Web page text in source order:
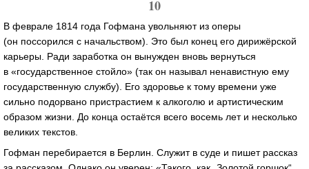
10
В феврале 1814 года Гофмана увольняют из оперы
(он поссорился с начальством). Это был конец его дирижёрской
карьеры. Ради заработка он вынужден вновь вернуться
в «государственное стойло» (так он называл ненавистную ему
государственную службу). Его здоровье к тому времени уже
сильно подорвано пристрастием к алкоголю и артистическим
образом жизни. До конца остаётся всего восемь лет и несколько
великих текстов.
Гофман перебирается в Берлин. Служит в суде и пишет рассказ